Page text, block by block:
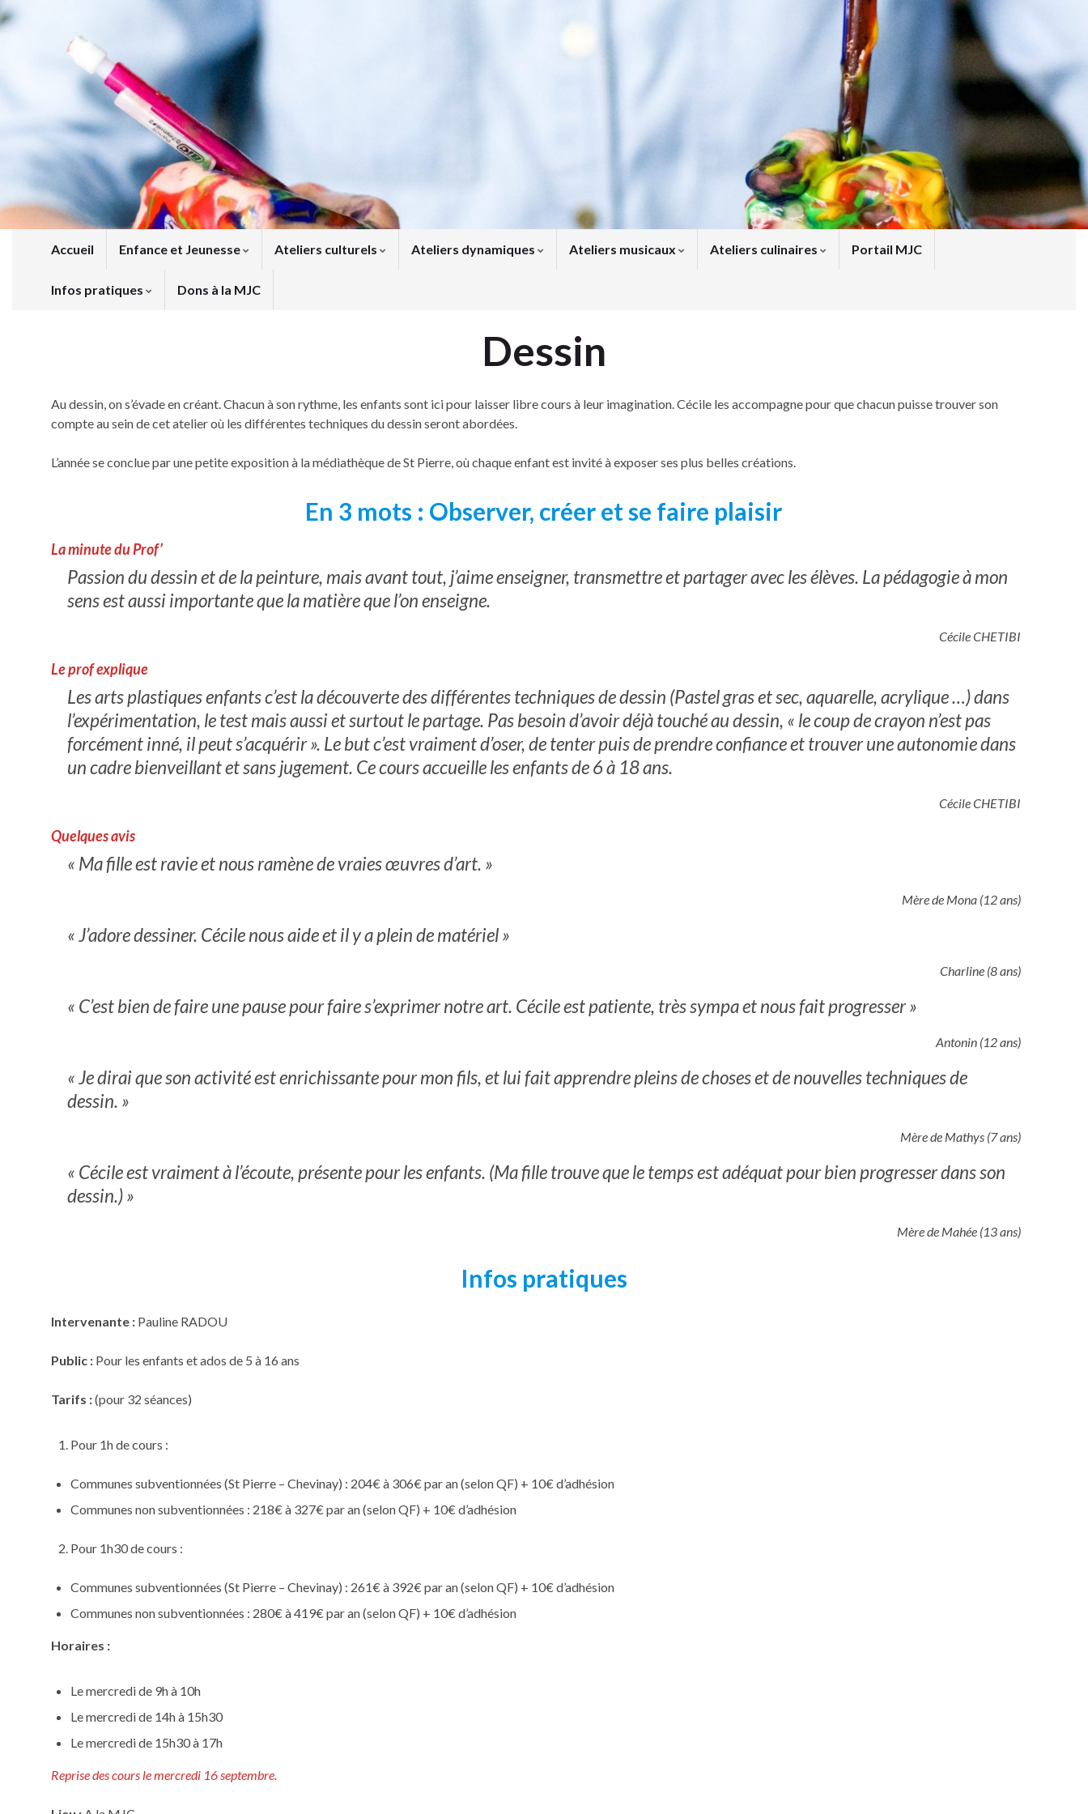
Accueil Enfance et Jeunesse Ateliers culturels Ateliers dynamiques Ateliers musicaux Ateliers culinaires Portail MJC
Infos pratiques Dons à la MJC
Dessin
Au dessin, on s’évade en créant. Chacun à son rythme, les enfants sont ici pour laisser libre cours à leur imagination. Cécile les accompagne pour que chacun puisse trouver son
compte au sein de cet atelier où les différentes techniques du dessin seront abordées.
L’année se conclue par une petite exposition à la médiathèque de St Pierre, où chaque enfant est invité à exposer ses plus belles créations.
En 3 mots : Observer, créer et se faire plaisir
La minute du Prof’
Passion du dessin et de la peinture, mais avant tout, j’aime enseigner, transmettre et partager avec les élèves. La pédagogie à mon
sens est aussi importante que la matière que l’on enseigne.
Cécile CHETIBI
Le prof explique
Les arts plastiques enfants c’est la découverte des différentes techniques de dessin (Pastel gras et sec, aquarelle, acrylique …) dans
l’expérimentation, le test mais aussi et surtout le partage. Pas besoin d’avoir déjà touché au dessin, « le coup de crayon n’est pas
forcément inné, il peut s’acquérir ». Le but c’est vraiment d’oser, de tenter puis de prendre confiance et trouver une autonomie dans
un cadre bienveillant et sans jugement. Ce cours accueille les enfants de 6 à 18 ans.
Cécile CHETIBI
Quelques avis
« Ma fille est ravie et nous ramène de vraies œuvres d’art. »
Mère de Mona (12 ans)
« J’adore dessiner. Cécile nous aide et il y a plein de matériel »
Charline (8 ans)
« C’est bien de faire une pause pour faire s’exprimer notre art. Cécile est patiente, très sympa et nous fait progresser »
Antonin (12 ans)
« Je dirai que son activité est enrichissante pour mon fils, et lui fait apprendre pleins de choses et de nouvelles techniques de
dessin. »
Mère de Mathys (7 ans)
« Cécile est vraiment à l’écoute, présente pour les enfants. (Ma fille trouve que le temps est adéquat pour bien progresser dans son
dessin.) »
Mère de Mahée (13 ans)
Infos pratiques
Intervenante :Pauline RADOU
Public :Pour les enfants et ados de 5 à 16 ans
Tarifs :(pour 32 séances)
Pour 1h de cours :
Communes subventionnées (St Pierre – Chevinay) : 204€ à 306€ par an (selon QF) + 10€ d’adhésion
Communes non subventionnées : 218€ à 327€ par an (selon QF) + 10€ d’adhésion
Pour 1h30 de cours :
Communes subventionnées (St Pierre – Chevinay) : 261€ à 392€ par an (selon QF) + 10€ d’adhésion
Communes non subventionnées : 280€ à 419€ par an (selon QF) + 10€ d’adhésion
Horaires :
Le mercredi de 9h à 10h
Le mercredi de 14h à 15h30
Le mercredi de 15h30 à 17h
Reprise des cours le mercredi 16 septembre.